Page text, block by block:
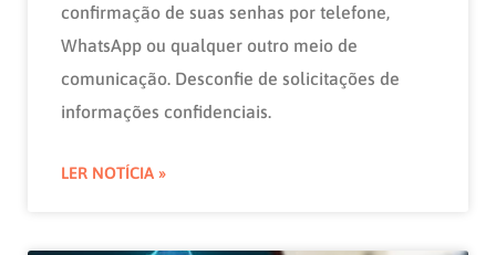
confirmação de suas senhas por telefone,
WhatsApp ou qualquer outro meio de
comunicação. Desconfie de solicitações de
informações confidenciais.
LER NOTÍCIA »